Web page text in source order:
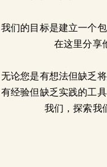
我们的目标是建立一个
在这里分享
无论您是有想法但缺乏
有经验但缺乏实践的工
我们，探索我